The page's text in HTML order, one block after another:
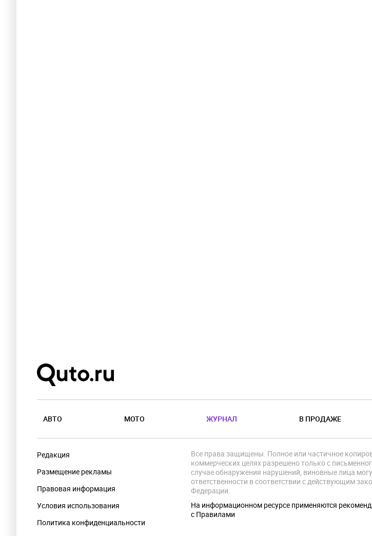
АВТО МОТО ЖУРНАЛ В ПРОДАЖЕ
Редакция
Размещение рекламы
Правовая информация
Условия использования
Политика конфиденциальности
Все права защищены. Полное или частичное
коммерческих целях разрешено только с
случае обнаружения нарушений, виновные лица
ответственности в соответствии с действующим
Федерации.
На информационном ресурсе применяются
с Правилами